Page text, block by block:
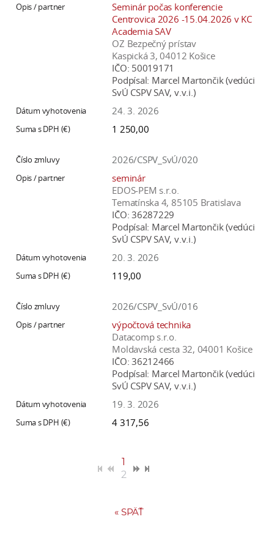
Seminár počas konferencie
Centrovica 2026 -15.04.2026 v KC
Academia SAV
OZ Bezpečný prístav
Kaspická 3, 04012 Košice
IČO: 50019171
Podpísal: Marcel Martončik (vedúci
SvÚ CSPV SAV, v.v.i.)
24. 3. 2026
1 250,00
2026/CSPV_SvÚ/020
seminár
EDOS-PEM s.r.o.
Tematínska 4, 85105 Bratislava
IČO: 36287229
Podpísal: Marcel Martončik (vedúci
SvÚ CSPV SAV, v.v.i.)
20. 3. 2026
119,00
2026/CSPV_SvÚ/016
výpočtová technika
Datacomp s.r.o.
Moldavská cesta 32, 04001 Košice
IČO: 36212466
Podpísal: Marcel Martončik (vedúci
SvÚ CSPV SAV, v.v.i.)
19. 3. 2026
4 317,56
1
2
«SPÄŤ